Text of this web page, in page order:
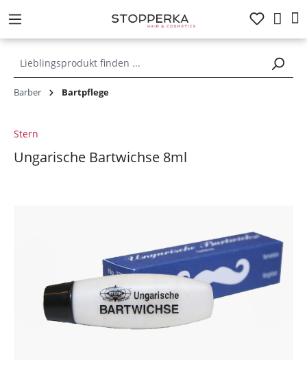
springen
Barber Bartpflege
Ungarische Bartwichse 8ml
Stern